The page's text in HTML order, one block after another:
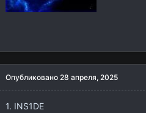
Опубликовано 28 апреля, 2025
1. INS1DE